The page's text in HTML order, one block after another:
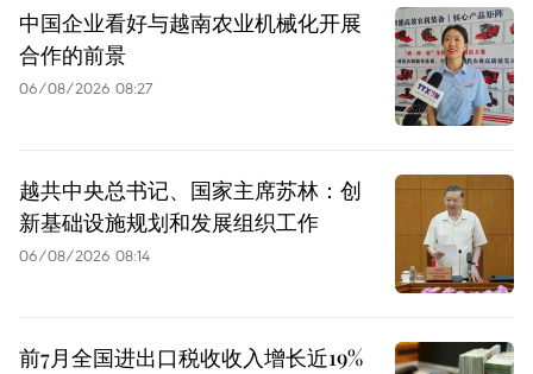
中国企业看好与越南农业机械化开展
合作的前景
06/08/2026 08:27
越共中央总书记、国家主席苏林：创
新基础设施规划和发展组织工作
06/08/2026 08:14
前7月全国进出口税收收入增长近19%